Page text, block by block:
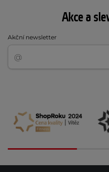
Akce a
Akční newsletter